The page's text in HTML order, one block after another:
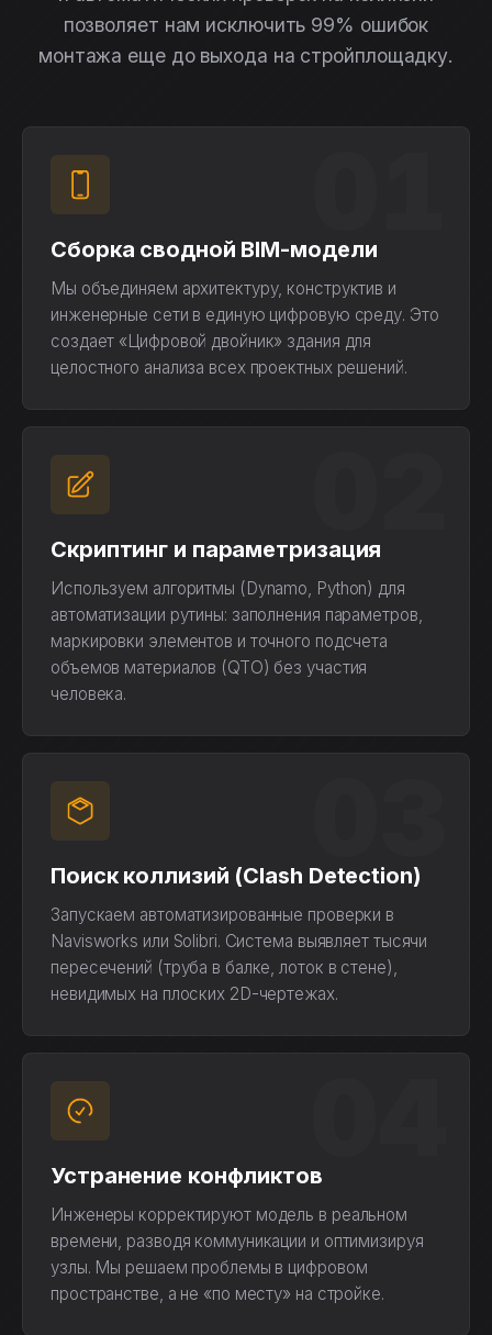
позволяет нам исключить 99% ошибок
монтажа еще до выхода на стройплощадку.
Сборка сводной BIM-модели
Мы объединяем архитектуру, конструктив и
инженерные сети в единую цифровую среду. Это
создает «Цифровой двойник» здания для
целостного анализа всех проектных решений.
Скриптинг и параметризация
Используем алгоритмы (Dynamo, Python) для
автоматизации рутины: заполнения параметров,
маркировки элементов и точного подсчета
объемов материалов (QTO) без участия
человека.
Поиск коллизий (Clash Detection)
Запускаем автоматизированные проверки в
Navisworks или Solibri. Система выявляет тысячи
пересечений (труба в балке, лоток в стене),
невидимых на плоских 2D-чертежах.
Устранение конфликтов
Инженеры корректируют модель в реальном
времени, разводя коммуникации и оптимизируя
узлы. Мы решаем проблемы в цифровом
пространстве, а не «по месту» на стройке.